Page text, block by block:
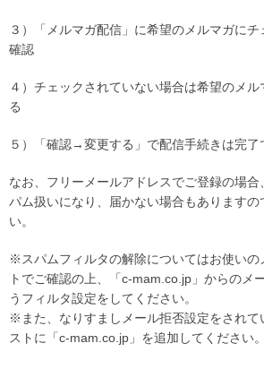
３）「メルマガ配信」に希望のメルマガに
確認
４）チェックされていない場合は希望のメ
る
５）「確認→変更する」で配信手続きは完了
なお、フリーメールアドレスでご登録の場合
パム扱いになり、届かない場合もありますの
い。
※スパムフィルタの解除についてはお使いの
トでご確認の上、「c-mam.co.jp」からのメ
うフィルタ設定をしてください。
※また、なりすましメール拒否設定をされて
ストに「c-mam.co.jp」を追加してください。